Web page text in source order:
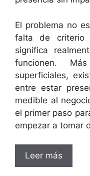
El problema no
falta de
significa
funcionen.
superficiales,
entre estar
medible al
el primer paso
empezar a tomar
Leer más